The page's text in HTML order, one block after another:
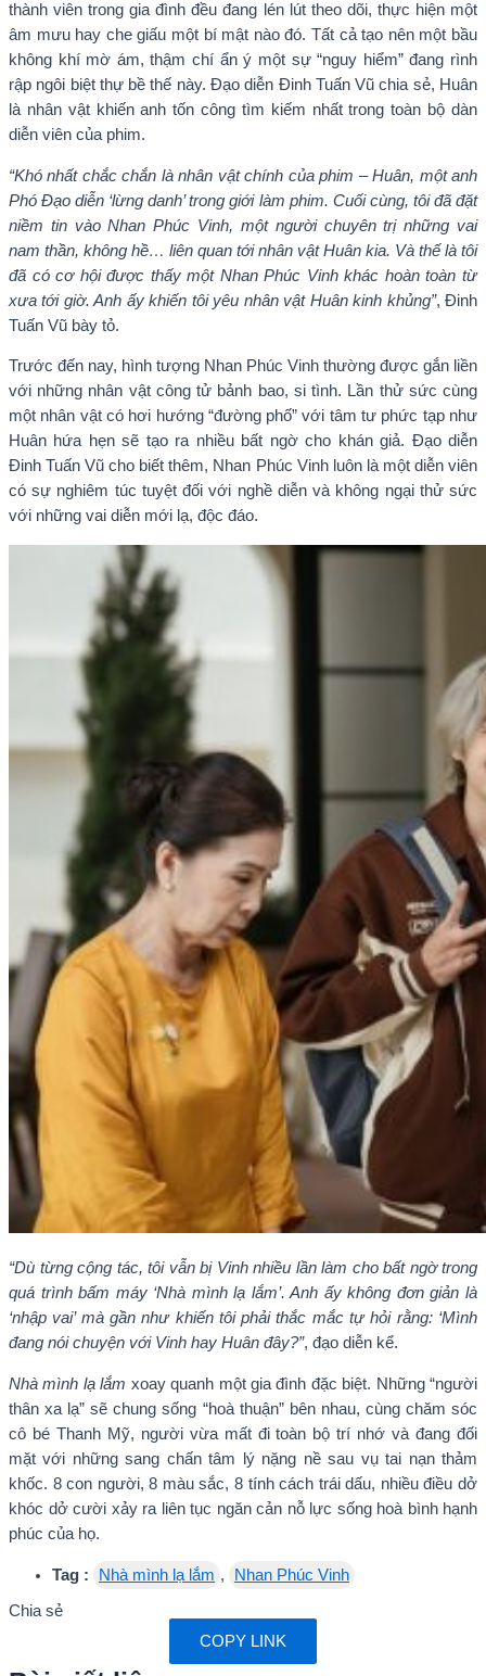
thành viên trong gia đình đều đang lén lút theo dõi, thực hiện một
âm mưu hay che giấu một bí mật nào đó. Tất cả tạo nên một bầu
không khí mờ ám, thậm chí ẩn ý một sự “nguy hiểm” đang rình
rập ngôi biệt thự bề thế này. Đạo diễn Đinh Tuấn Vũ chia sẻ, Huân
là nhân vật khiến anh tốn công tìm kiếm nhất trong toàn bộ dàn
diễn viên của phim.
“Khó nhất chắc chắn là nhân vật chính của phim – Huân, một anh
Phó Đạo diễn ‘lừng danh’ trong giới làm phim. Cuối cùng, tôi đã đặt
niềm tin vào Nhan Phúc Vinh, một người chuyên trị những vai
nam thần, không hề… liên quan tới nhân vật Huân kia. Và thế là tôi
đã có cơ hội được thấy một Nhan Phúc Vinh khác hoàn toàn từ
xưa tới giờ. Anh ấy khiến tôi yêu nhân vật Huân kinh khủng”, Đinh
Tuấn Vũ bày tỏ.
Trước đến nay, hình tượng Nhan Phúc Vinh thường được gắn liền
với những nhân vật công tử bảnh bao, si tình. Lần thử sức cùng
một nhân vật có hơi hướng “đường phố” với tâm tư phức tạp như
Huân hứa hẹn sẽ tạo ra nhiều bất ngờ cho khán giả. Đạo diễn
Đinh Tuấn Vũ cho biết thêm, Nhan Phúc Vinh luôn là một diễn viên
có sự nghiêm túc tuyệt đối với nghề diễn và không ngại thử sức
với những vai diễn mới lạ, độc đáo.
“Dù từng cộng tác, tôi vẫn bị Vinh nhiều lần làm cho bất ngờ trong
quá trình bấm máy ‘Nhà mình lạ lắm’. Anh ấy không đơn giản là
‘nhập vai’ mà gần như khiến tôi phải thắc mắc tự hỏi rằng: ‘Mình
đang nói chuyện với Vinh hay Huân đây?”, đạo diễn kể.
Nhà mình lạ lắm xoay quanh một gia đình đặc biệt. Những “người
thân xa lạ” sẽ chung sống “hoà thuận” bên nhau, cùng chăm sóc
cô bé Thanh Mỹ, người vừa mất đi toàn bộ trí nhớ và đang đối
mặt với những sang chấn tâm lý nặng nề sau vụ tai nạn thảm
khốc. 8 con người, 8 màu sắc, 8 tính cách trái dấu, nhiều điều dở
khóc dở cười xảy ra liên tục ngăn cản nỗ lực sống hoà bình hạnh
phúc của họ.
Tag : Nhà mình lạ lắm , Nhan Phúc Vinh
Chia sẻ
COPY LINK